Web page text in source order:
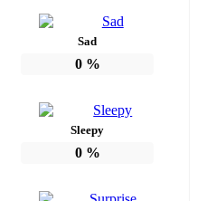
Sad
0%
Sleepy
0%